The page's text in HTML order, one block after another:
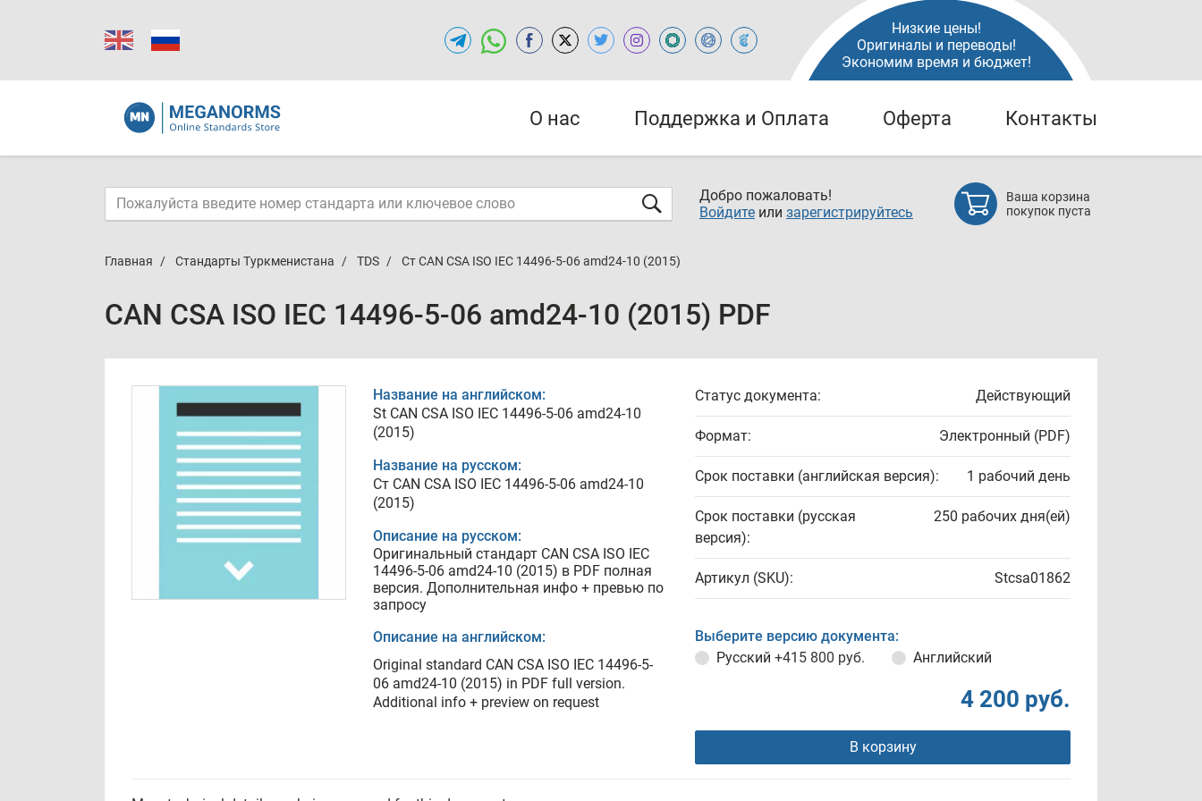
Низкие цены!
Оригиналы и переводы!
Экономим время и бюджет!
О нас Поддержка и Оплата Оферта Контакты
Добро пожаловать!
Войдите или зарегистрируйтесь
Ваша корзина
покупок пуста
Главная Стандарты Туркменистана TDS Ст CAN CSA ISO IEC 14496-5-06 amd24-10 (2015)
CAN CSA ISO IEC 14496-5-06 amd24-10 (2015) PDF
Название на английском:
St CAN CSA ISO IEC 14496-5-06 amd24-10
(2015)
Название на русском:
Ст CAN CSA ISO IEC 14496-5-06 amd24-10
(2015)
Описание на русском:
Оригинальный стандарт CAN CSA ISO IEC
14496-5-06 amd24-10 (2015) в PDF полная
версия. Дополнительная инфо + превью по
запросу
Описание на английском:
Original standard CAN CSA ISO IEC 14496-5-
06 amd24-10 (2015) in PDF full version.
Additional info + preview on request
Статус документа: Действующий
Формат: Электронный (PDF)
Срок поставки (английская версия): 1 рабочий день
Срок поставки (русская
версия):
250 рабочих дня(ей)
Артикул (SKU): Stcsa01862
Выберите версию документа:
Русский +415 800 руб. Английский
4 200 руб.
В корзину